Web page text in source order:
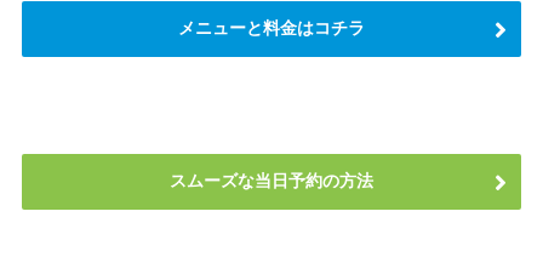
メニューと料金はコチラ
スムーズな当日予約の方法